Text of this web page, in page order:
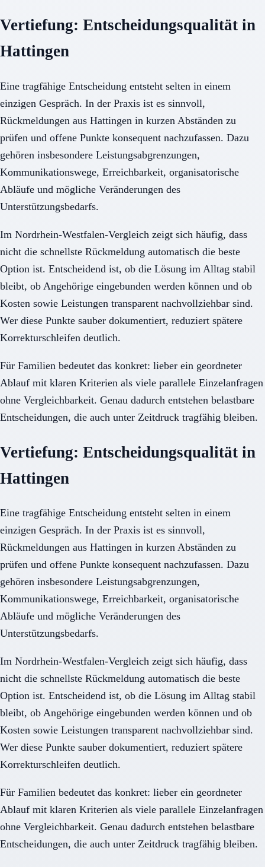
Vertiefung: Entscheidungsqualität in
Hattingen
Eine tragfähige Entscheidung entsteht selten in einem
einzigen Gespräch. In der Praxis ist es sinnvoll,
Rückmeldungen aus Hattingen in kurzen Abständen zu
prüfen und offene Punkte konsequent nachzufassen. Dazu
gehören insbesondere Leistungsabgrenzungen,
Kommunikationswege, Erreichbarkeit, organisatorische
Abläufe und mögliche Veränderungen des
Unterstützungsbedarfs.
Im Nordrhein-Westfalen-Vergleich zeigt sich häufig, dass
nicht die schnellste Rückmeldung automatisch die beste
Option ist. Entscheidend ist, ob die Lösung im Alltag stabil
bleibt, ob Angehörige eingebunden werden können und ob
Kosten sowie Leistungen transparent nachvollziehbar sind.
Wer diese Punkte sauber dokumentiert, reduziert spätere
Korrekturschleifen deutlich.
Für Familien bedeutet das konkret: lieber ein geordneter
Ablauf mit klaren Kriterien als viele parallele Einzelanfragen
ohne Vergleichbarkeit. Genau dadurch entstehen belastbare
Entscheidungen, die auch unter Zeitdruck tragfähig bleiben.
Vertiefung: Entscheidungsqualität in
Hattingen
Eine tragfähige Entscheidung entsteht selten in einem
einzigen Gespräch. In der Praxis ist es sinnvoll,
Rückmeldungen aus Hattingen in kurzen Abständen zu
prüfen und offene Punkte konsequent nachzufassen. Dazu
gehören insbesondere Leistungsabgrenzungen,
Kommunikationswege, Erreichbarkeit, organisatorische
Abläufe und mögliche Veränderungen des
Unterstützungsbedarfs.
Im Nordrhein-Westfalen-Vergleich zeigt sich häufig, dass
nicht die schnellste Rückmeldung automatisch die beste
Option ist. Entscheidend ist, ob die Lösung im Alltag stabil
bleibt, ob Angehörige eingebunden werden können und ob
Kosten sowie Leistungen transparent nachvollziehbar sind.
Wer diese Punkte sauber dokumentiert, reduziert spätere
Korrekturschleifen deutlich.
Für Familien bedeutet das konkret: lieber ein geordneter
Ablauf mit klaren Kriterien als viele parallele Einzelanfragen
ohne Vergleichbarkeit. Genau dadurch entstehen belastbare
Entscheidungen, die auch unter Zeitdruck tragfähig bleiben.